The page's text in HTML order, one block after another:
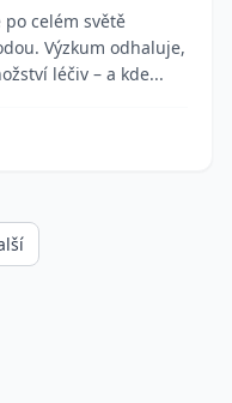
celém světě
Výzkum odhaluje,
léčiv – a kde...